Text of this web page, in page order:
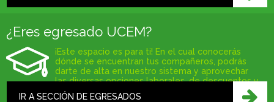
¿Eres egresado UCEM?
¡Este espacio es para ti! En el cual conocerás
dónde se encuentran tus compañeros, podrás
darte de alta en nuestro sistema y aprovechar
las diversas opciones laborales, de descuentos y
de capacitación que tenemos para ti.
IR A SECCIÓN DE EGRESADOS